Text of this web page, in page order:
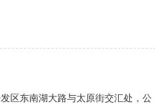
区东南湖大路与太原街交汇处，公